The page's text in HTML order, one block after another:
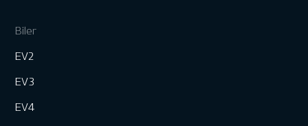
Biler
EV2
EV3
EV4